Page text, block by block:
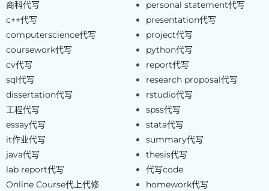
商科代写
c++代写
computerscience代写
coursework代写
cv代写
sql代写
dissertation代写
工程代写
essay代写
it作业代写
java代写
lab report代写
Online Course代上代修
personal statement代写
presentation代写
project代写
python代写
report代写
research proposal代写
rstudio代写
spss代写
stata代写
summary代写
thesis代写
代写code
homework代写